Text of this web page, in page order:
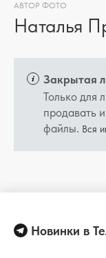
АВТОР ФОТО
Наталья
Закрытая
Только для
продавать
файлы. Вся
Новинки в